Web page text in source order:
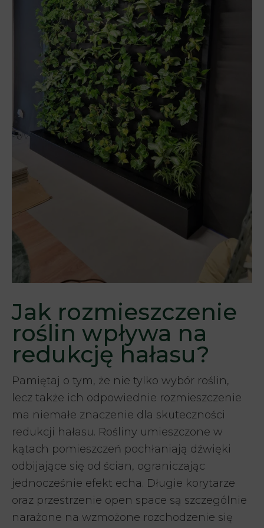
Jak rozmieszczenie
roślin wpływa na
redukcję hałasu?
Pamiętaj o tym, że nie tylko wybór roślin,
lecz także ich odpowiednie rozmieszczenie
ma niemałe znaczenie dla skuteczności
redukcji hałasu. Rośliny umieszczone w
kątach pomieszczeń pochłaniają dźwięki
odbijające się od ścian, ograniczając
jednocześnie efekt echa. Długie korytarze
oraz przestrzenie open space są szczególnie
narażone na wzmożone rozchodzenie się